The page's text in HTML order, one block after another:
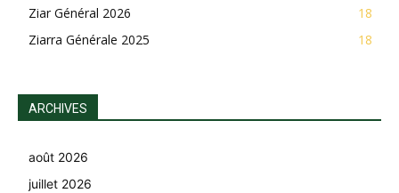
Ziar Général 2026
18
Ziarra Générale 2025
18
ARCHIVES
août 2026
juillet 2026